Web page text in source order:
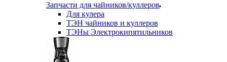
Запчасти для чайников/куллеров
Для кулера
ТЭН чайников и куллеров
ТЭНы Электрокипятильников